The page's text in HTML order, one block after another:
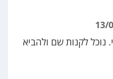
נוכל לקנות שם ולהביא